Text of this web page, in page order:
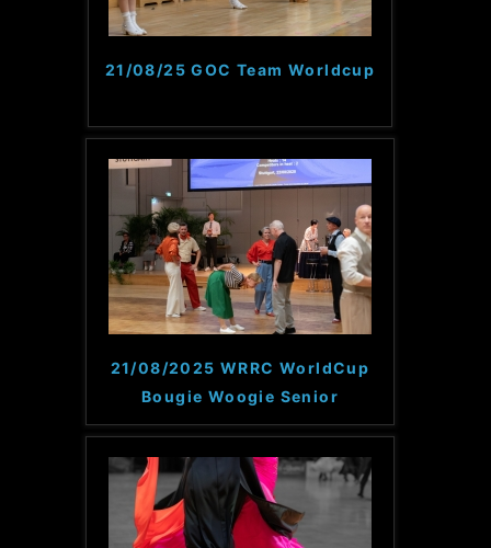
21/08/25 GOC Team Worldcup
21/08/2025 WRRC WorldCup
Bougie Woogie Senior